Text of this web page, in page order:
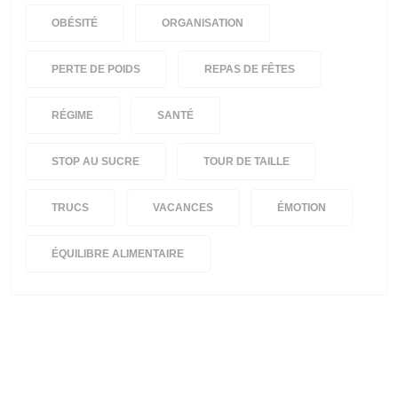
OBÉSITÉ ORGANISATION
PERTE DE POIDS REPAS DE FÊTES
RÉGIME SANTÉ
STOP AU SUCRE TOUR DE TAILLE
TRUCS VACANCES ÉMOTION
ÉQUILIBRE ALIMENTAIRE